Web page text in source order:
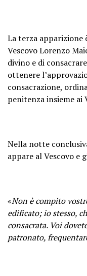
La terza apparizione
Vescovo Lorenzo
divino e di
ottenere
consacrazione,
penitenza insieme ai
Nella notte
appare al Vescovo e
«Non è compito
edificato; io stesso,
consacrata. Voi
patronato,